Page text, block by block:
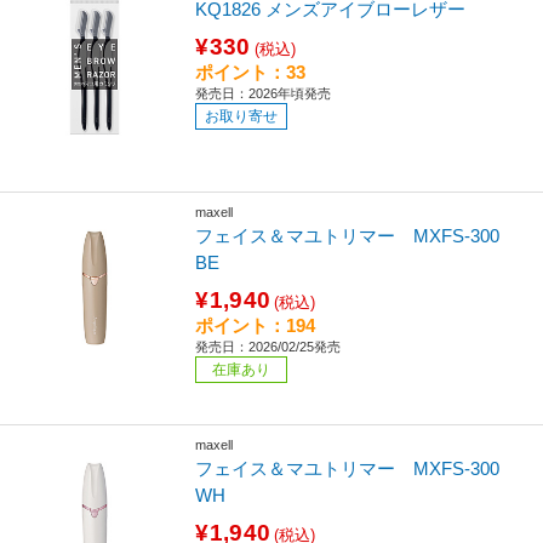
KQ1826 メンズアイブローレザー
¥330 (税込)
ポイント：33
発売日：2026年頃発売
お取り寄せ
maxell
フェイス＆マユトリマー MXFS-300
BE
¥1,940 (税込)
ポイント：194
発売日：2026/02/25発売
在庫あり
maxell
フェイス＆マユトリマー MXFS-300
WH
¥1,940 (税込)